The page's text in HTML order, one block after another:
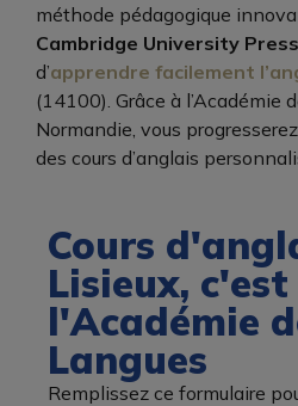
méthode pédagogique
Cambridge University Press
d’apprendre facilement
(14100). Grâce à l’Académie
Normandie, vous
des cours d’anglais
Cours
Lisieux, c'est
l'Académie
Langues
Remplissez ce formulaire